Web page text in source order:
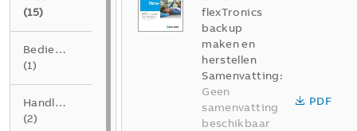
(15)
Bedieningshandleiding
(1)
Handleiding
(2)
flexTronics
backup
maken en
herstellen
Samenvatting:
Geen
samenvatting
beschikbaar
PDF